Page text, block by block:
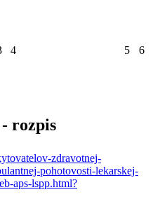
4 5 6
rozpis